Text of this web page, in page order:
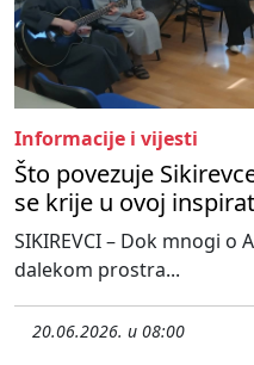
Informacije i vijesti
Što povezuje
se krije u ovoj
SIKIREVCI – Dok mnogi o
dalekom prostra...
20.06.2026. u 08:00